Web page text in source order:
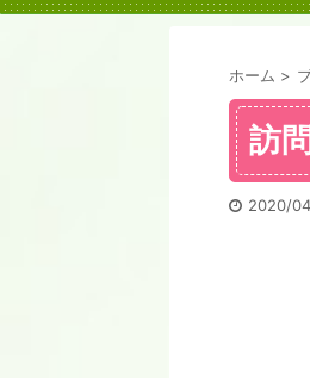
ホーム >
訪
2020/